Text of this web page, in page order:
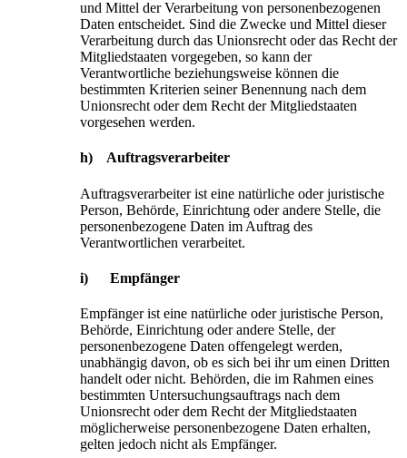
und Mittel der Verarbeitung von personenbezogenen
Daten entscheidet. Sind die Zwecke und Mittel dieser
Verarbeitung durch das Unionsrecht oder das Recht der
Mitgliedstaaten vorgegeben, so kann der
Verantwortliche beziehungsweise können die
bestimmten Kriterien seiner Benennung nach dem
Unionsrecht oder dem Recht der Mitgliedstaaten
vorgesehen werden.
h) Auftragsverarbeiter
Auftragsverarbeiter ist eine natürliche oder juristische
Person, Behörde, Einrichtung oder andere Stelle, die
personenbezogene Daten im Auftrag des
Verantwortlichen verarbeitet.
i) Empfänger
Empfänger ist eine natürliche oder juristische Person,
Behörde, Einrichtung oder andere Stelle, der
personenbezogene Daten offengelegt werden,
unabhängig davon, ob es sich bei ihr um einen Dritten
handelt oder nicht. Behörden, die im Rahmen eines
bestimmten Untersuchungsauftrags nach dem
Unionsrecht oder dem Recht der Mitgliedstaaten
möglicherweise personenbezogene Daten erhalten,
gelten jedoch nicht als Empfänger.